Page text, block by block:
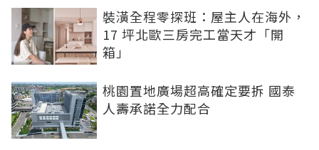
裝潢全程零探班：屋主人在海外，
17 坪北歐三房完工當天才「開
箱」
桃園置地廣場超高確定要拆 國泰
人壽承諾全力配合